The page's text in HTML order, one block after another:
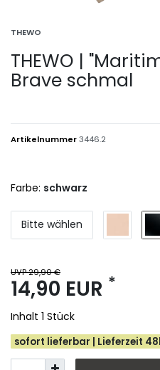
THEWO
THEWO |
Brave schmal
Artikelnummer3446.2
Farbe: schwarz
Bitte wählen
UVP 29,90 €
14,90 EUR *
Inhalt 1 Stück
sofort lieferbar | Lieferzeit